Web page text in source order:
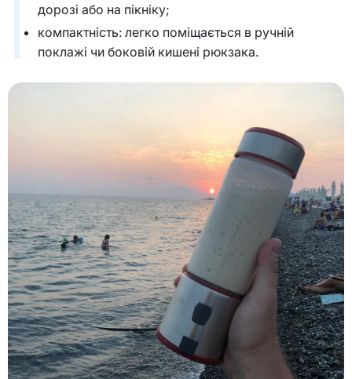
дорозі або на пікніку;
компактність: легко поміщається в ручній
поклажі чи боковій кишені рюкзака.